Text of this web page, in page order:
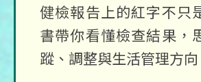
健檢報告上的紅字不只
書帶你看懂檢查結果，
蹤、調整與生活管理方向